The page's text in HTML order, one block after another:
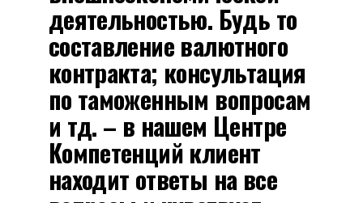
деятельностью. Будь то
составление валютного
контракта; консультация
по таможенным вопросам
и тд. – в нашем Центре
Компетенций клиент
находит ответы на все